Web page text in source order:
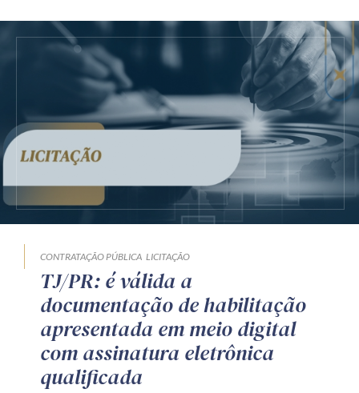
CONTRATAÇÃO PÚBLICA LICITAÇÃO
TJ/PR: é válida a
documentação de habilitação
apresentada em meio digital
com assinatura eletrônica
qualificada